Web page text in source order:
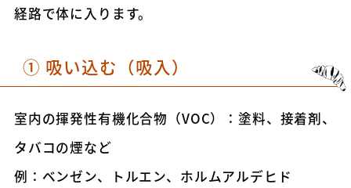
経路で体に入ります。
① 吸い込む（吸入）
室内の揮発性有機化合物（VOC）：塗料、接着剤、
タバコの煙など
例：ベンゼン、トルエン、ホルムアルデヒド